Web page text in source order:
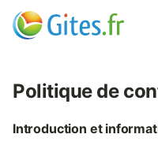
Politique de
Introduction et